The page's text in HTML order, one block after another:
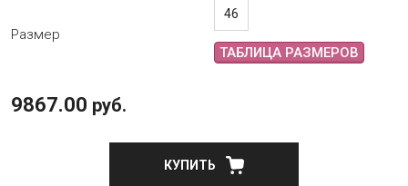
Размер
46
ТАБЛИЦА РАЗМЕРОВ
9867.00 руб.
КУПИТЬ